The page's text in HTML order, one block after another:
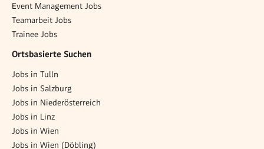
Event Management Jobs
Teamarbeit Jobs
Trainee Jobs
Ortsbasierte Suchen
Jobs in Tulln
Jobs in Salzburg
Jobs in Niederösterreich
Jobs in Linz
Jobs in Wien
Jobs in Wien (Döbling)